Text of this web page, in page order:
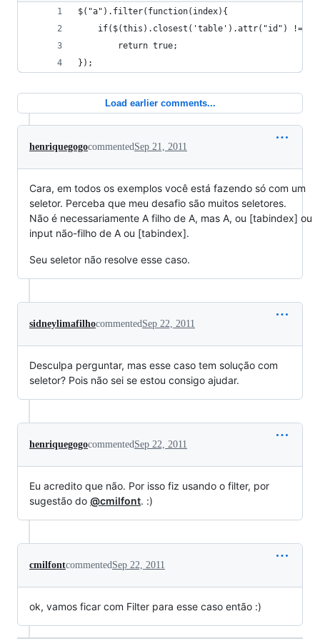
$("a").filter(function(index){
if($(this).closest('table').attr("id") !==
        return true;
});
Load earlier comments...
henriquegogocommentedSep 21, 2011
Cara, em todos os exemplos você está fazendo só com um
seletor. Perceba que meu desafio são muitos seletores.
Não é necessariamente A filho de A, mas A, ou [tabindex] ou
input não-filho de A ou [tabindex].
Seu seletor não resolve esse caso.
sidneylimafilhocommentedSep 22, 2011
Desculpa perguntar, mas esse caso tem solução com
seletor? Pois não sei se estou consigo ajudar.
henriquegogocommentedSep 22, 2011
Eu acredito que não. Por isso fiz usando o filter, por
sugestão do @cmilfont. :)
cmilfontcommentedSep 22, 2011
ok, vamos ficar com Filter para esse caso então :)